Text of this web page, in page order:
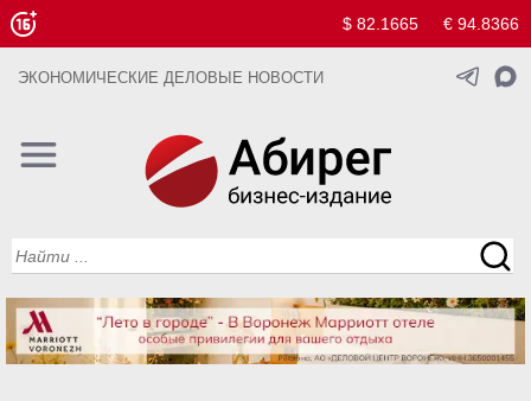
$ 82.1665 € 94.8366
ЭКОНОМИЧЕСКИЕ ДЕЛОВЫЕ НОВОСТИ